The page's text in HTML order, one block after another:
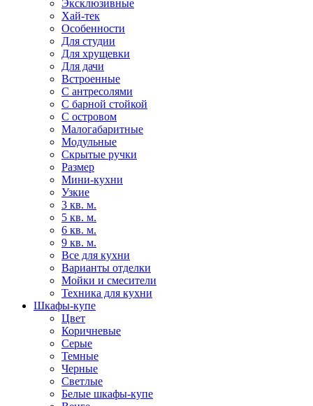
Эксклюзивные
Хай-тек
Особенности
Для студии
Для хрущевки
Для дачи
Встроенные
С антресолями
С барной стойкой
С островом
Малогабаритные
Модульные
Скрытые ручки
Размер
Мини-кухни
Узкие
3 кв. м.
5 кв. м.
6 кв. м.
9 кв. м.
Все для кухни
Варианты отделки
Мойки и смесители
Техника для кухни
Шкафы-купе
Цвет
Коричневые
Серые
Темные
Черные
Светлые
Белые шкафы-купе